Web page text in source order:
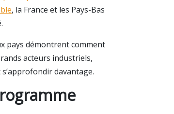
, la France et les Pays-Bas
pays démontrent comment
acteurs industriels,
davantage.